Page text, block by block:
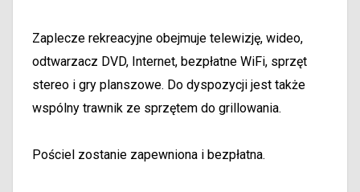
Zaplecze rekreacyjne obejmuje telewizję, wideo,
odtwarzacz DVD, Internet, bezpłatne WiFi, sprzęt
stereo i gry planszowe. Do dyspozycji jest także
wspólny trawnik ze sprzętem do grillowania.
Pościel zostanie zapewniona i bezpłatna.